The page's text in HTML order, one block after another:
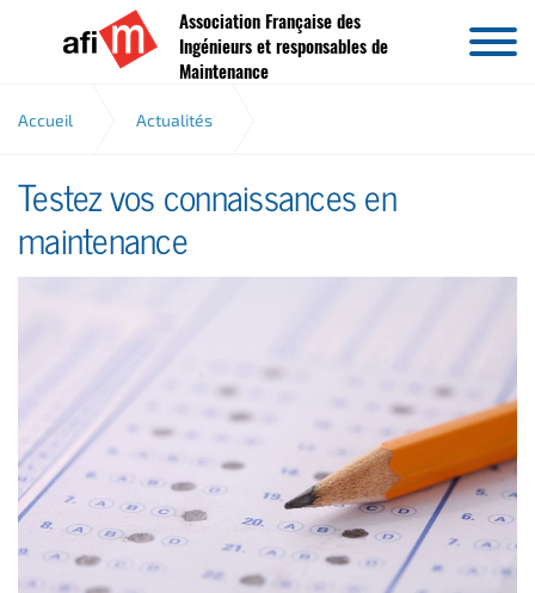
Aller au contenu
Association Française des
Ingénieurs et responsables de
Maintenance
Accueil Actualités
Testez vos connaissances en maintenance
Testez vos connaissances en
maintenance